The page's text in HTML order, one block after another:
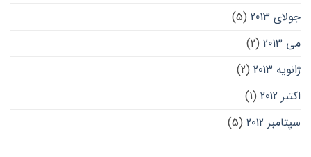
جولای 2013
(5)
می 2013
(2)
ژانویه 2013
(2)
اکتبر 2012
(1)
سپتامبر 2012
(5)